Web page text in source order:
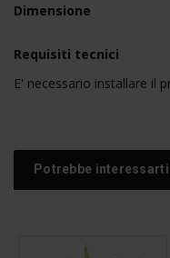
Dimensione
Requisiti tecnici
E' necessario installare il
Potrebbe interessarti